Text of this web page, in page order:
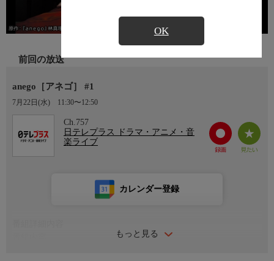
OK
前回の放送
anego［アネゴ］ #1
7月22日(水) 11:30〜12:50
Ch.757
日テレプラス ドラマ・アニメ・音
楽ライブ
もっと見る
カレンダー登録